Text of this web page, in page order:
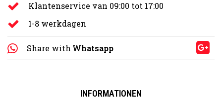
Klantenservice van 09:00 tot 17:00
1-8 werkdagen
Share with Whatsapp
INFORMATIONEN